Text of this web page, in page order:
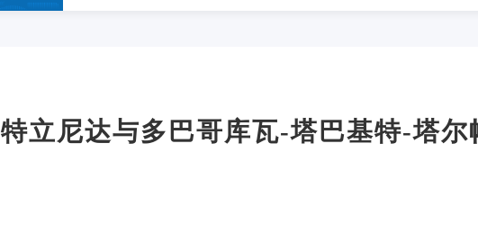
特立尼达与多巴哥库瓦-塔巴基特-塔尔